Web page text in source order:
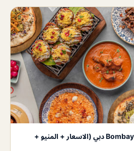
مطعم Bombay Borough Dubai دبي (الاسعار + المنيو +